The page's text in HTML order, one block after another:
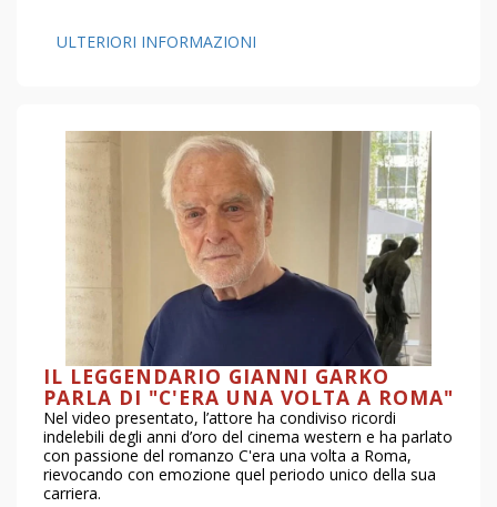
ULTERIORI INFORMAZIONI
IL LEGGENDARIO GIANNI GARKO
PARLA DI "C'ERA UNA VOLTA A ROMA"
Nel video presentato, l’attore ha condiviso ricordi
indelebili degli anni d’oro del cinema western e ha parlato
con passione del romanzo C'era una volta a Roma,
rievocando con emozione quel periodo unico della sua
carriera.